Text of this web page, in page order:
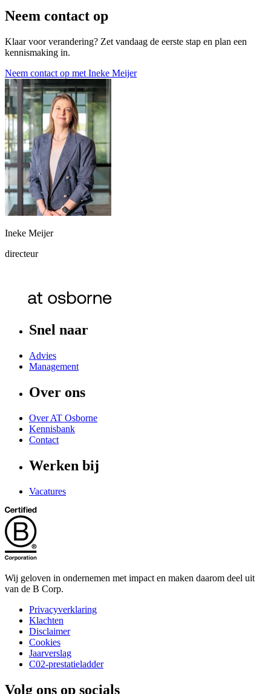
Neem contact op
Klaar voor verandering? Zet vandaag de eerste stap en plan een
kennismaking in.
Neem contact op met Ineke Meijer
Ineke Meijer
directeur
Snel naar
Advies
Management
Over ons
Over AT Osborne
Kennisbank
Contact
Werken bij
Vacatures
Wij geloven in ondernemen met impact en maken daarom deel uit
van de B Corp.
Privacyverklaring
Klachten
Disclaimer
Cookies
Jaarverslag
C02-prestatieladder
Volg ons op socials